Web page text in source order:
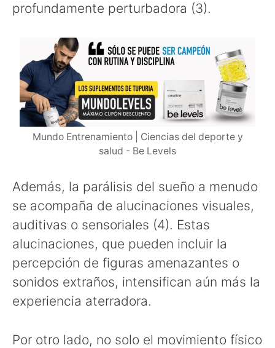
profundamente perturbadora (3).
Mundo Entrenamiento | Ciencias del deporte y
salud - Be Levels
Además, la parálisis del sueño a menudo
se acompaña de alucinaciones visuales,
auditivas o sensoriales (4). Estas
alucinaciones, que pueden incluir la
percepción de figuras amenazantes o
sonidos extraños, intensifican aún más la
experiencia aterradora.
Por otro lado, no solo el movimiento físico